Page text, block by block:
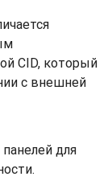
CID, который
с внешней
для